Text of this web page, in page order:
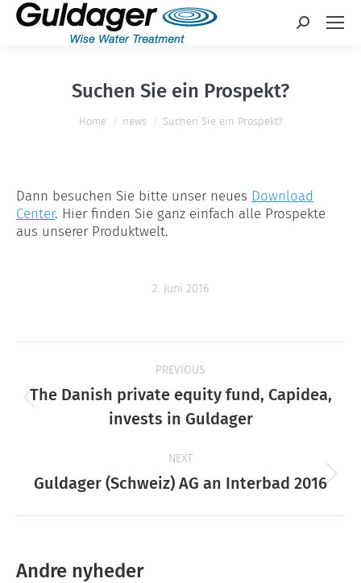
Search:
Suchen Sie ein Prospekt?
You are here:
Home news Suchen Sie ein Prospekt?
Dann besuchen Sie bitte unser neues Download
Center. Hier finden Sie ganz einfach alle Prospekte
aus unserer Produktwelt.
2. Juni 2016
navigation
PREVIOUS
Previous
post:
The Danish private equity fund, Capidea,
invests in Guldager
NEXT
Next
Guldager (Schweiz) AG an Interbad 2016
Andre nyheder